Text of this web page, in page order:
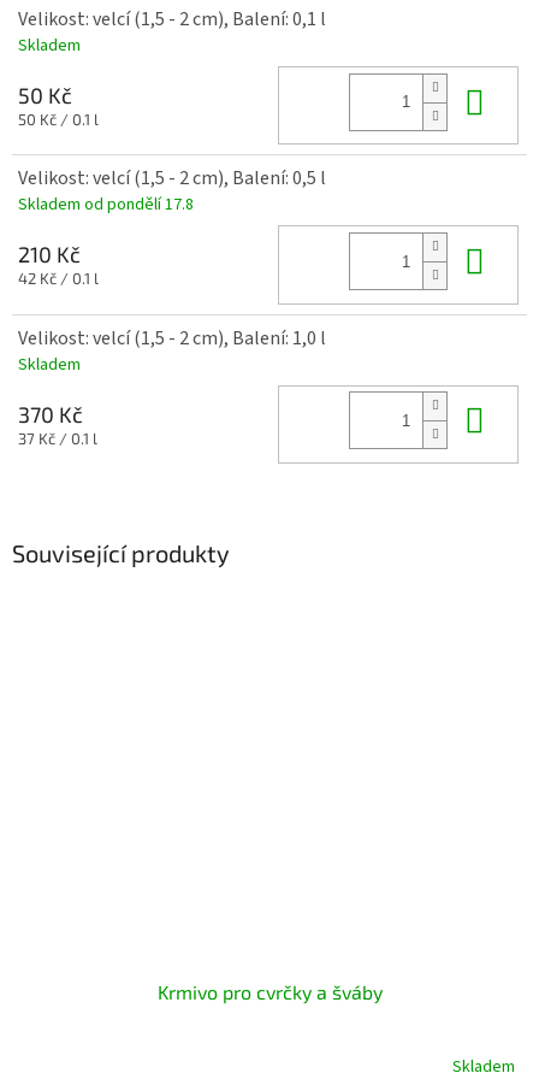
Související produkty
Krmivo pro cvrčky a šváby
Skladem
Velikost: velcí (1,5 - 2 cm), Balení: 0,1 l
Skladem
50 Kč
Měrná
50 Kč / 0.1 l
Velikost: velcí (1,5 - 2 cm), Balení: 0,5 l
Skladem od pondělí 17.8
210 Kč
Měrná
42 Kč / 0.1 l
Velikost: velcí (1,5 - 2 cm), Balení: 1,0 l
Skladem
370 Kč
Měrná
37 Kč / 0.1 l